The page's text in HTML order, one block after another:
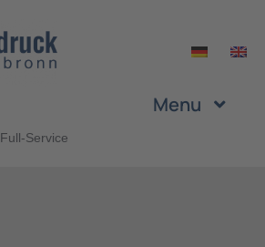
Menu
Full-Service